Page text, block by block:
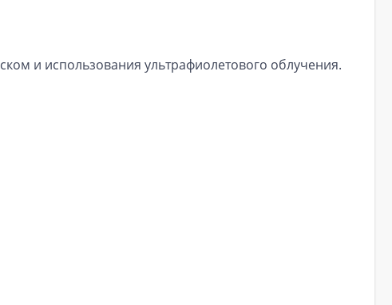
и использования ультрафиолетового облучения.